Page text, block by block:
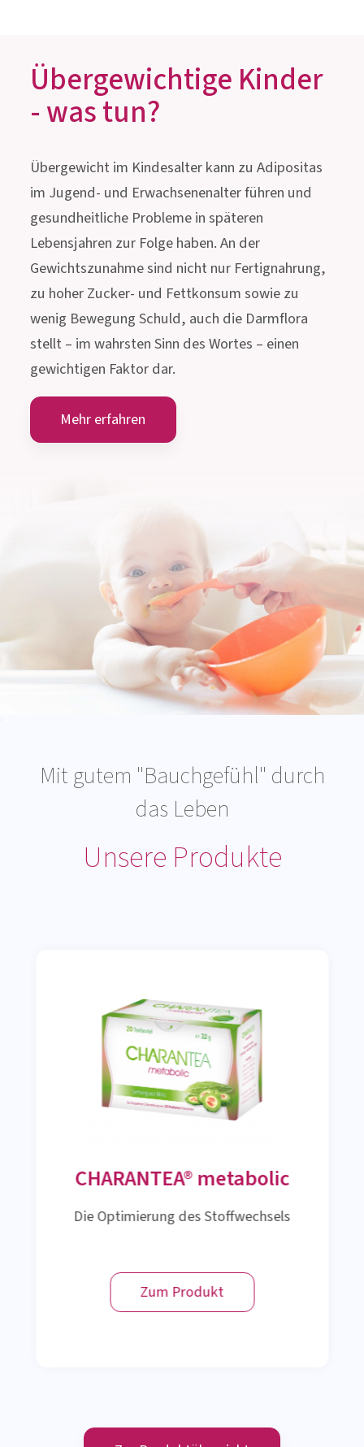
Übergewichtige Kinder
- was tun?
Übergewicht im Kindesalter kann zu Adipositas
im Jugend- und Erwachsenenalter führen und
gesundheitliche Probleme in späteren
Lebensjahren zur Folge haben. An der
Gewichtszunahme sind nicht nur Fertignahrung,
zu hoher Zucker- und Fettkonsum sowie zu
wenig Bewegung Schuld, auch die Darmflora
stellt – im wahrsten Sinn des Wortes – einen
gewichtigen Faktor dar.
Mehr erfahren
Mit gutem "Bauchgefühl" durch
das Leben
Unsere Produkte
CHARANTEA® metabolic
Die Optimierung des Stoffwechsels
Zum Produkt